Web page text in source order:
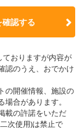
認する
おりますが内容が
認のうえ、おでかけ
の開催情報、施設の
合があります。
載の許諾をいただ
次使用)は禁止で